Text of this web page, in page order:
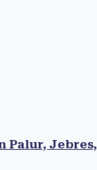
Palur, Jebres,